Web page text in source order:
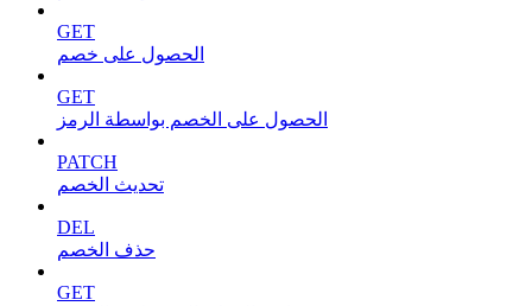
GET
الحصول على خصم
GET
الحصول على الخصم بواسطة الرمز
PATCH
تحديث الخصم
DEL
حذف الخصم
GET